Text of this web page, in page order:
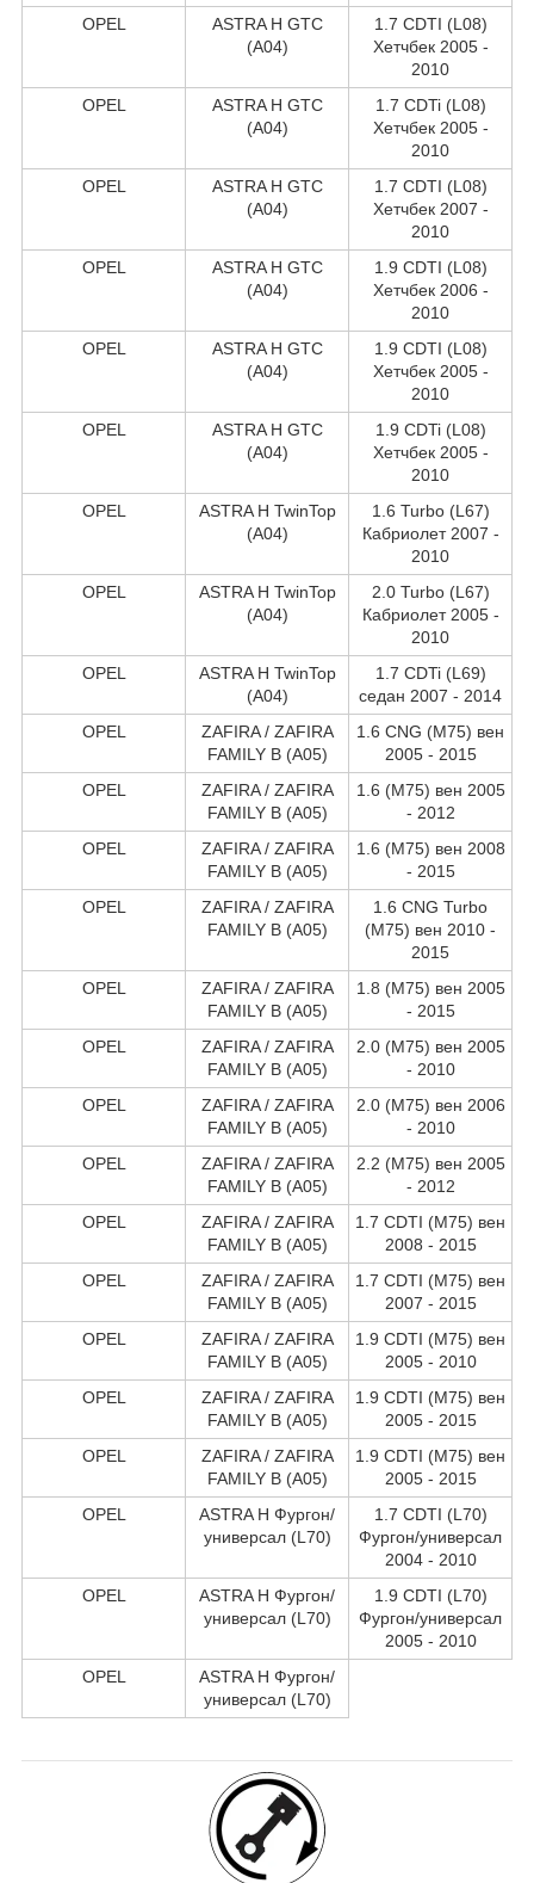
OPEL
ASTRA H GTC
(A04)
1.7 CDTI (L08)
Хетчбек 2005 -
2010
OPEL
ASTRA H GTC
(A04)
1.7 CDTi (L08)
Хетчбек 2005 -
2010
OPEL
ASTRA H GTC
(A04)
1.7 CDTI (L08)
Хетчбек 2007 -
2010
OPEL
ASTRA H GTC
(A04)
1.9 CDTI (L08)
Хетчбек 2006 -
2010
OPEL
ASTRA H GTC
(A04)
1.9 CDTI (L08)
Хетчбек 2005 -
2010
OPEL
ASTRA H GTC
(A04)
1.9 CDTi (L08)
Хетчбек 2005 -
2010
OPEL
ASTRA H TwinTop
(A04)
1.6 Turbo (L67)
Кабриолет 2007 -
2010
OPEL
ASTRA H TwinTop
(A04)
2.0 Turbo (L67)
Кабриолет 2005 -
2010
OPEL
ASTRA H TwinTop
(A04)
1.7 CDTi (L69)
седан 2007 - 2014
OPEL
ZAFIRA / ZAFIRA
FAMILY B (A05)
1.6 CNG (M75) вен
2005 - 2015
OPEL
ZAFIRA / ZAFIRA
FAMILY B (A05)
1.6 (M75) вен 2005
- 2012
OPEL
ZAFIRA / ZAFIRA
FAMILY B (A05)
1.6 (M75) вен 2008
- 2015
OPEL
ZAFIRA / ZAFIRA
FAMILY B (A05)
1.6 CNG Turbo
(M75) вен 2010 -
2015
OPEL
ZAFIRA / ZAFIRA
FAMILY B (A05)
1.8 (M75) вен 2005
- 2015
OPEL
ZAFIRA / ZAFIRA
FAMILY B (A05)
2.0 (M75) вен 2005
- 2010
OPEL
ZAFIRA / ZAFIRA
FAMILY B (A05)
2.0 (M75) вен 2006
- 2010
OPEL
ZAFIRA / ZAFIRA
FAMILY B (A05)
2.2 (M75) вен 2005
- 2012
OPEL
ZAFIRA / ZAFIRA
FAMILY B (A05)
1.7 CDTI (M75) вен
2008 - 2015
OPEL
ZAFIRA / ZAFIRA
FAMILY B (A05)
1.7 CDTI (M75) вен
2007 - 2015
OPEL
ZAFIRA / ZAFIRA
FAMILY B (A05)
1.9 CDTI (M75) вен
2005 - 2010
OPEL
ZAFIRA / ZAFIRA
FAMILY B (A05)
1.9 CDTI (M75) вен
2005 - 2015
OPEL
ZAFIRA / ZAFIRA
FAMILY B (A05)
1.9 CDTI (M75) вен
2005 - 2015
OPEL
ASTRA H Фургон/
универсал (L70)
1.7 CDTI (L70)
Фургон/универсал
2004 - 2010
OPEL
ASTRA H Фургон/
универсал (L70)
1.9 CDTI (L70)
Фургон/универсал
2005 - 2010
OPEL
ASTRA H Фургон/
универсал (L70)